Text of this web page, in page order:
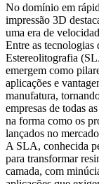
No domínio em
impressão 3D
uma era de
Entre as tecnologias
Estereolitografia
emergem como
aplicações e
manufatura,
empresas de todas
na forma como os
lançados no
A SLA, conhecida
para transformar
camada, com